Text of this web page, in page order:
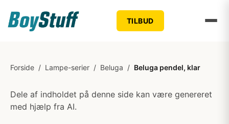
TILBUD
Forside / Lampe-serier / Beluga / Beluga pendel, klar
Dele af indholdet på denne side kan være genereret
med hjælp fra AI.